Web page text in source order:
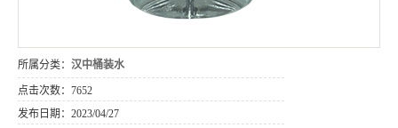
所属分类： 汉中桶装水
点击次数： 7652
发布日期： 2023/04/27